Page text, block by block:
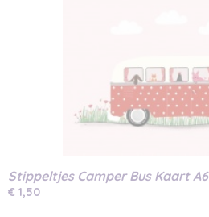
Stippeltjes Camper Bus Kaart A6
€ 1,50